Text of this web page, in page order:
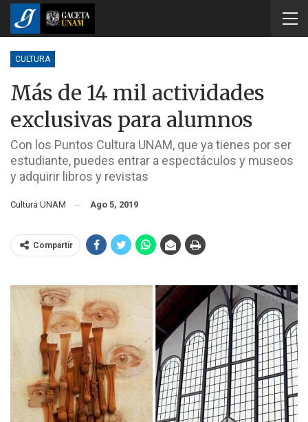
CULTURA
Más de 14 mil actividades
exclusivas para alumnos
Con los Puntos Cultura UNAM, que ya tienes por ser
estudiante, puedes entrar a espectáculos y museos
y adquirir libros y revistas
Cultura UNAM Ago 5, 2019
Compartir